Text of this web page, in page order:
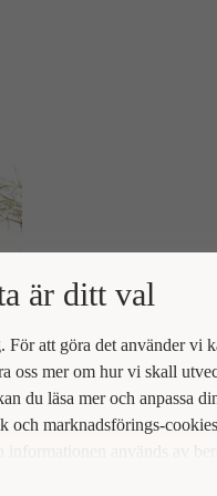
är ditt val
att göra det använder vi
oss mer om hur vi skall
du läsa mer och anpassa
och marknadsförings-cookies
används av